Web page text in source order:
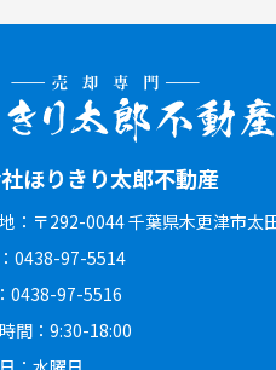
ほりきり太郎不動産
〒292-0044 千葉県木更津市太
0438-97-5514
0438-97-5516
間
9:30-18:00